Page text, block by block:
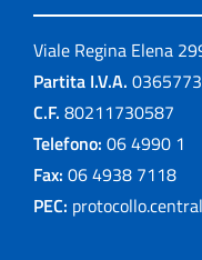
Viale Regina Elena
Partita I.V.A.
C.F. 80211730587
Telefono: 06 4990 1
Fax: 06 4938 7118
PEC: